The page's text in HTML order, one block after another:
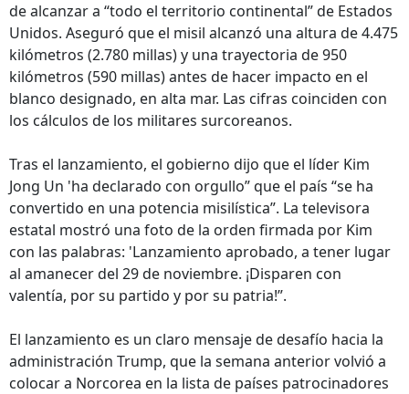
de alcanzar a “todo el territorio continental” de Estados
Unidos. Aseguró que el misil alcanzó una altura de 4.475
kilómetros (2.780 millas) y una trayectoria de 950
kilómetros (590 millas) antes de hacer impacto en el
blanco designado, en alta mar. Las cifras coinciden con
los cálculos de los militares surcoreanos.
Tras el lanzamiento, el gobierno dijo que el líder Kim
Jong Un 'ha declarado con orgullo” que el país “se ha
convertido en una potencia misilística”. La televisora
estatal mostró una foto de la orden firmada por Kim
con las palabras: 'Lanzamiento aprobado, a tener lugar
al amanecer del 29 de noviembre. ¡Disparen con
valentía, por su partido y por su patria!”.
El lanzamiento es un claro mensaje de desafío hacia la
administración Trump, que la semana anterior volvió a
colocar a Norcorea en la lista de países patrocinadores